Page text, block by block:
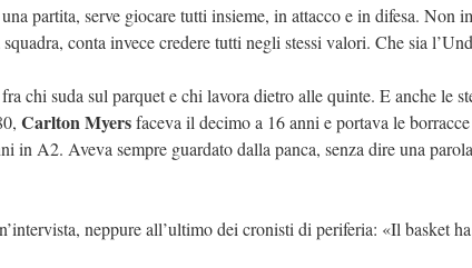
partita, serve giocare tutti insieme, in attacco e in difesa. Non
conta invece credere tutti negli stessi valori. Che sia
chi suda sul parquet e chi lavora dietro alle quinte. E anche le
Carlton Myersfaceva il decimo a 16 anni e portava le
in A2. Aveva sempre guardato dalla panca, senza dire una
neppure all’ultimo dei cronisti di periferia: «Il basket